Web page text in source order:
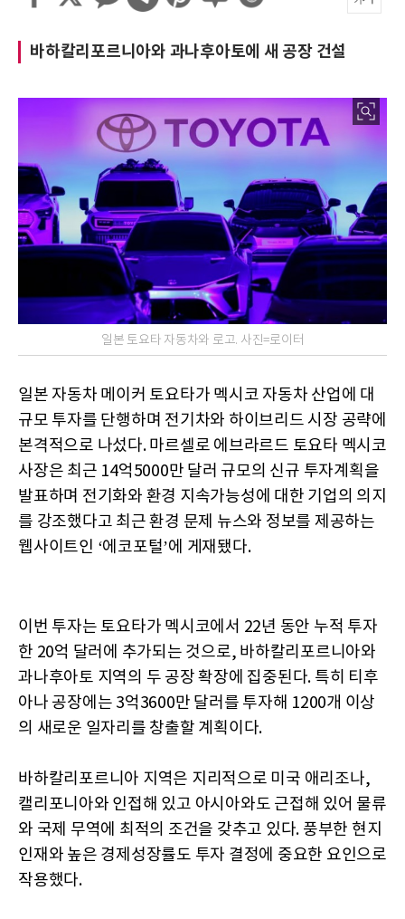
바하칼리포르니아와 과나후아토에 새 공장 건설
일본 토요타 자동차와 로고. 사진=로이터
일본 자동차 메이커 토요타가 멕시코 자동차 산업에 대
규모 투자를 단행하며 전기차와 하이브리드 시장 공략에
본격적으로 나섰다. 마르셀로 에브라르드 토요타 멕시코
사장은 최근 14억5000만 달러 규모의 신규 투자계획을
발표하며 전기화와 환경 지속가능성에 대한 기업의 의지
를 강조했다고 최근 환경 문제 뉴스와 정보를 제공하는
웹사이트인 ‘에코포털’에 게재됐다.
이번 투자는 토요타가 멕시코에서 22년 동안 누적 투자
한 20억 달러에 추가되는 것으로, 바하칼리포르니아와
과나후아토 지역의 두 공장 확장에 집중된다. 특히 티후
아나 공장에는 3억3600만 달러를 투자해 1200개 이상
의 새로운 일자리를 창출할 계획이다.
바하칼리포르니아 지역은 지리적으로 미국 애리조나,
캘리포니아와 인접해 있고 아시아와도 근접해 있어 물류
와 국제 무역에 최적의 조건을 갖추고 있다. 풍부한 현지
인재와 높은 경제성장률도 투자 결정에 중요한 요인으로
작용했다.